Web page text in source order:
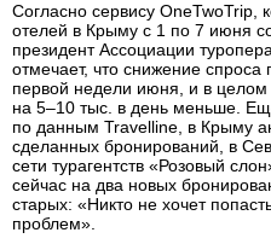
Согласно сервису OneTwoTrip,
отелей в Крыму с 1 по 7 июня
президент Ассоциации
отмечает, что снижение
первой недели июня, и в
на 5–10 тыс. в день меньше.
по данным Travelline, в Крыму
сделанных бронирований, в
сети турагентств «Розовый
сейчас на два новых
старых: «Никто не хочет
проблем».